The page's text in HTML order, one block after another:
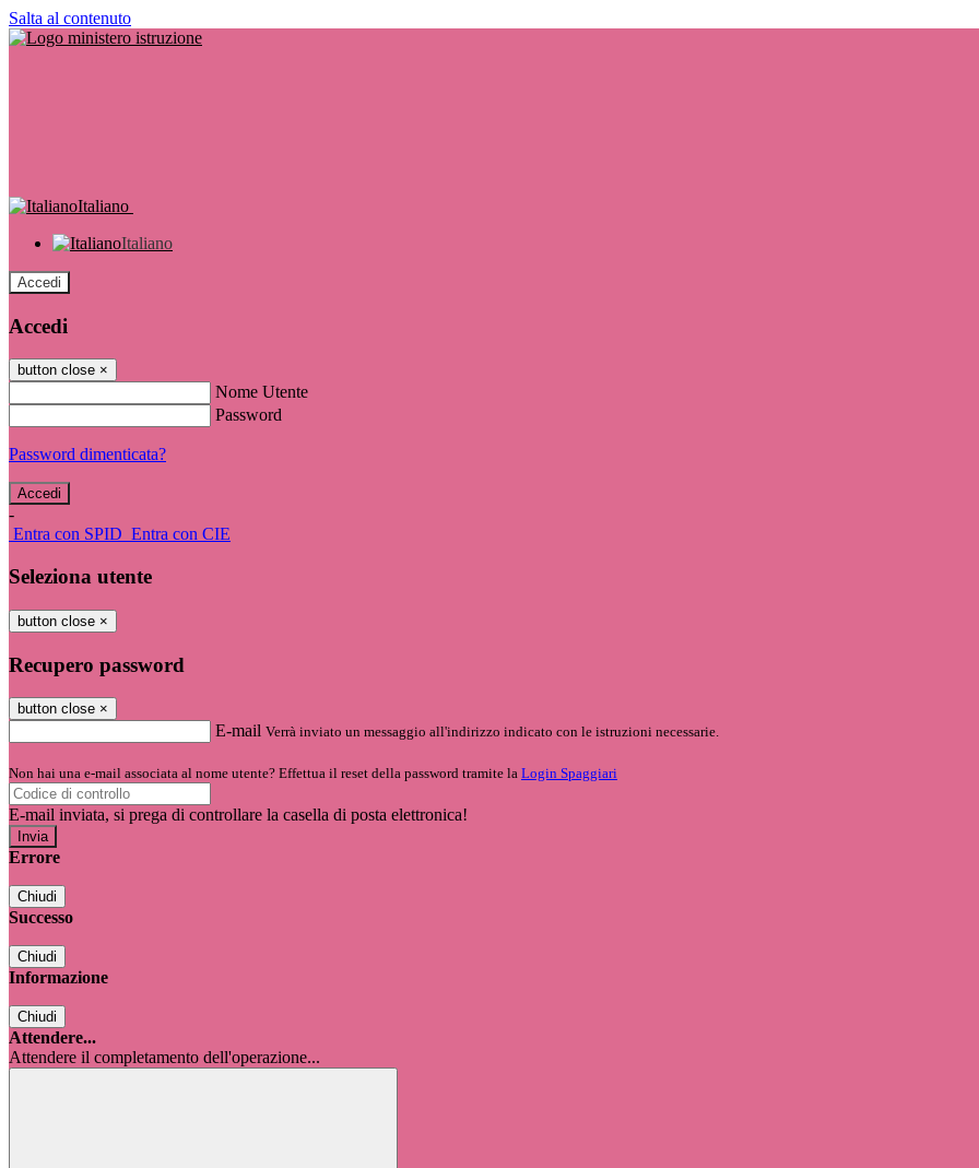
Salta al contenuto
Italiano
Italiano
Accedi
Accedi
button close ×
Nome Utente
Password
Password dimenticata?
-
Entra con SPID Entra con CIE
Seleziona utente
button close ×
Recupero password
button close ×
E-mail Verrà inviato un messaggio all'indirizzo indicato con le istruzioni necessarie.
Non hai una e-mail associata al nome utente? Effettua il reset della password tramite la Login Spaggiari
E-mail inviata, si prega di controllare la casella di posta elettronica!
Errore
Chiudi
Successo
Chiudi
Informazione
Chiudi
Attendere...
Attendere il completamento dell'operazione...